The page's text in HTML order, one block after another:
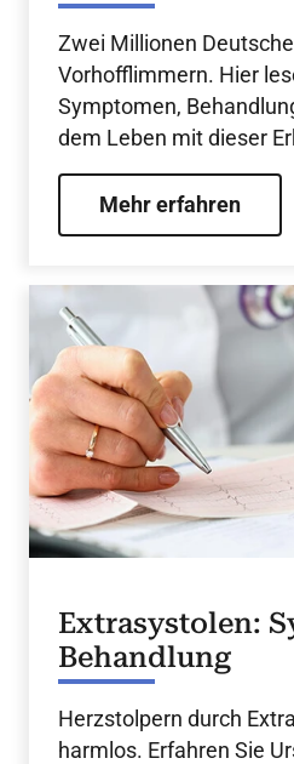
Zwei Millionen
Vorhofflimmern. Hier
Symptomen,
dem Leben mit dieser
Mehr erfahren
Extrasystolen:
Behandlung
Herzstolpern durch
harmlos. Erfahren Sie